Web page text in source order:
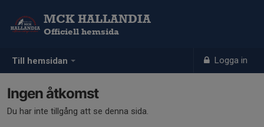
Till hemsidan Logga in
MCK HALLANDIA
Officiell hemsida
Ingen åtkomst
Du har inte tillgång att se denna sida.